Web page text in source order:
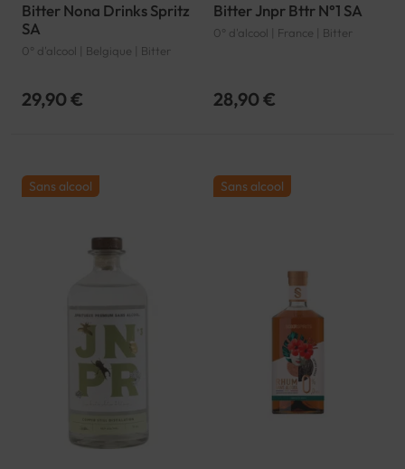
Bitter Nona Drinks Spritz
SA
0° d'alcool | Belgique | Bitter
29,90 €
Bitter Jnpr Bttr N°1 SA
0° d'alcool | France | Bitter
28,90 €
Sans alcool Sans alcool